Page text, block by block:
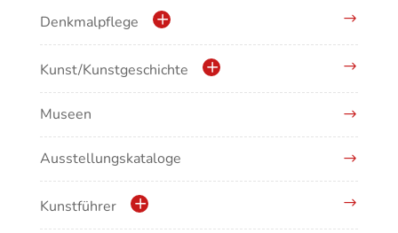
Denkmalpflege
Kulturdenkmale in Baden-Württemberg
Kunst/Kunstgeschichte
Antike/Mittelalter
Renaissance/Barock/19. Jahrhundert
Moderne/Gegenwartskunst
Museen
Ausstellungskataloge
Kunstführer